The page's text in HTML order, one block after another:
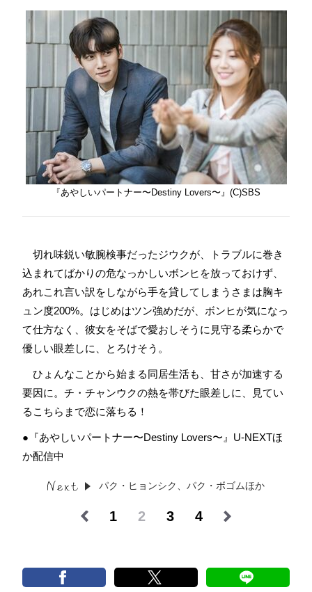
『あやしいパートナー〜Destiny Lovers〜』(C)SBS
切れ味鋭い敏腕検事だったジウクが、トラブルに巻き
込まれてばかりの危なっかしいボンヒを放っておけず、
あれこれ言い訳をしながら手を貸してしまうさまは胸キ
ュン度200%。はじめはツン強めだが、ボンヒが気になっ
て仕方なく、彼女をそばで愛おしそうに見守る柔らかで
優しい眼差しに、とろけそう。
ひょんなことから始まる同居生活も、甘さが加速する
要因に。チ・チャンウクの熱を帯びた眼差しに、見てい
るこちらまで恋に落ちる！
●『あやしいパートナー〜Destiny Lovers〜』U-NEXTほ
か配信中
パク・ヒョンシク、パク・ボゴムほか
1 2 3 4